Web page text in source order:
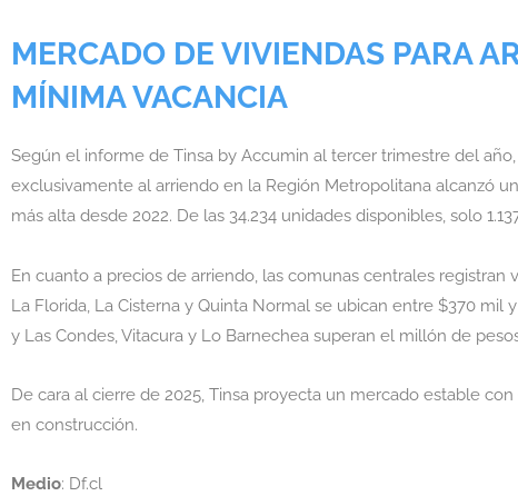
MERCADO DE VIVIENDAS PARA
MÍNIMA VACANCIA
Según el informe de Tinsa by Accumin al tercer trimestre del
exclusivamente al arriendo en la Región Metropolitana alcanzó
más alta desde 2022. De las 34.234 unidades disponibles, solo
En cuanto a precios de arriendo, las comunas centrales
La Florida, La Cisterna y Quinta Normal se ubican entre $370
y Las Condes, Vitacura y Lo Barnechea superan el millón de
De cara al cierre de 2025, Tinsa proyecta un mercado estable
en construcción.
Medio: Df.cl